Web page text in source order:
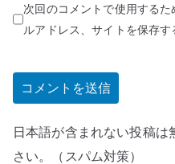
次回のコメントで使用する
ルアドレス、サイトを保存す
日本語が含まれない投稿
さい。（スパム対策）